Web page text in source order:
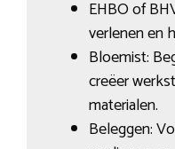
EHBO of
verlenen en
Bloemist:
creëer
materialen.
Beleggen: